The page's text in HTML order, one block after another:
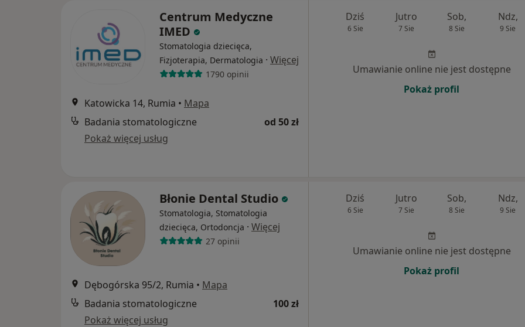
Centrum Medyczne
IMED
Stomatologia dziecięca,
Fizjoterapia, Dermatologia · Więcej
1790 opinii
Katowicka 14, Rumia • Mapa
Badania stomatologiczne
od 50 zł
Pokaż więcej usług
Dziś
6 Sie
Jutro
7 Sie
Sob,
8 Sie
Ndz,
9 Sie
Umawianie online nie jest dostępne
Pokaż profil
Błonie Dental Studio
Stomatologia, Stomatologia
dziecięca, Ortodoncja · Więcej
27 opinii
Dębogórska 95/2, Rumia • Mapa
Badania stomatologiczne
100 zł
Pokaż więcej usług
Dziś
6 Sie
Jutro
7 Sie
Sob,
8 Sie
Ndz,
9 Sie
Umawianie online nie jest dostępne
Pokaż profil